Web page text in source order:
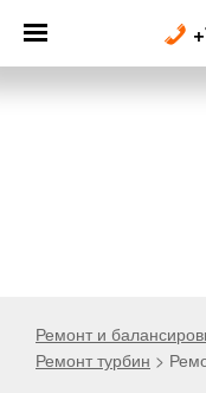
content
Ремонт и
Ремонт турбин >